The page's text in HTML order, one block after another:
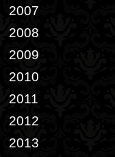
2007
2008
2009
2010
2011
2012
2013